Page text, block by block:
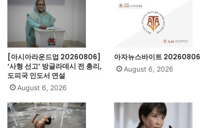
[아시아라운드업 20260806]
‘사형 선고’ 방글라데시 전 총리,
도피국 인도서 연설
August 6, 2026
아자뉴스바이트 20260806
August 6, 2026